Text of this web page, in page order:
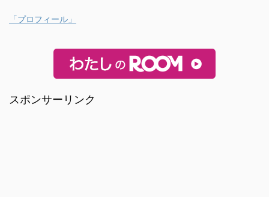
「プロフィール」
スポンサーリンク